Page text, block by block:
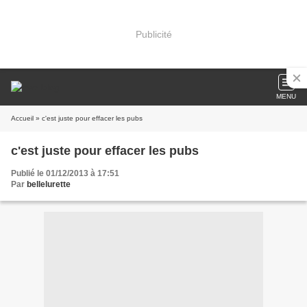
Publicité
MENU
Accueil » c'est juste pour effacer les pubs
c'est juste pour effacer les pubs
Publié le 01/12/2013 à 17:51
Par bellelurette